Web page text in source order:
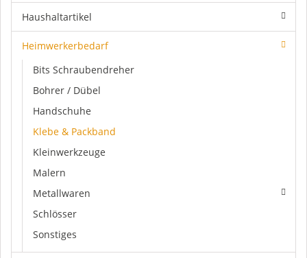
Haushaltartikel
Heimwerkerbedarf
Bits Schraubendreher
Bohrer / Dübel
Handschuhe
Klebe & Packband
Kleinwerkzeuge
Malern
Metallwaren
Schlösser
Sonstiges